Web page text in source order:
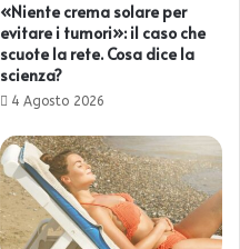
«Niente crema solare per
evitare i tumori»: il caso che
scuote la rete. Cosa dice la
scienza?
4 Agosto 2026